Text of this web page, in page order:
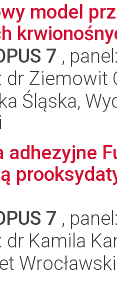
model
7 ,
dr Ziemowit
Śląska,
adhezyjne
7 ,
dr Kamila